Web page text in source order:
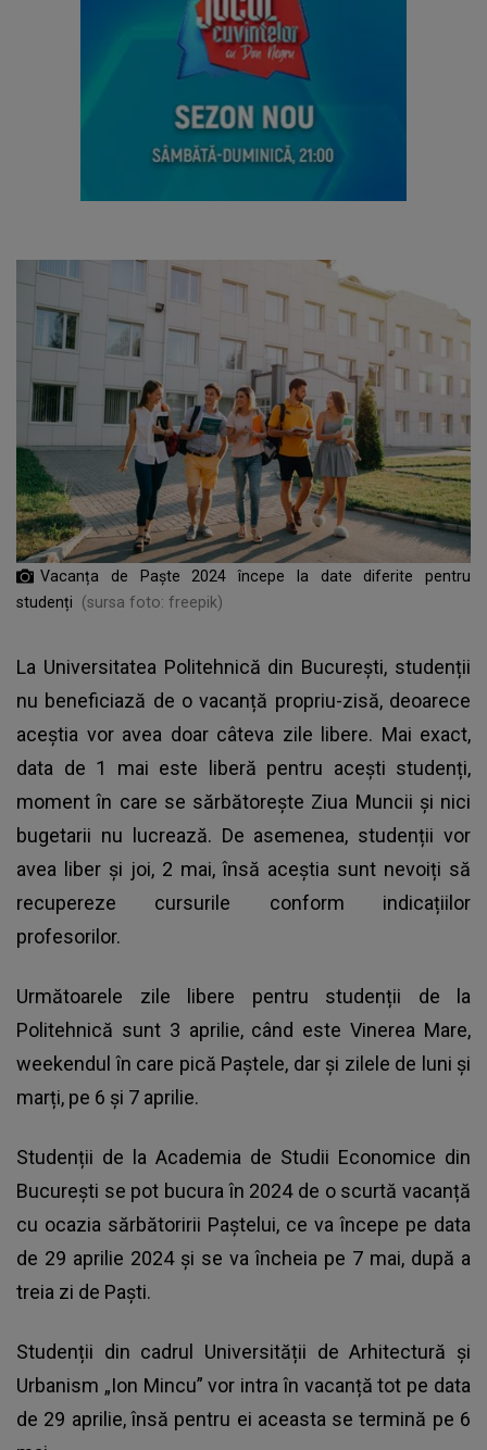
Vacanța de Paște 2024 începe la date diferite pentru
studenți
(sursa foto: freepik)
La Universitatea Politehnică din București, studenții
nu beneficiază de o vacanță propriu-zisă, deoarece
aceștia vor avea doar câteva zile libere. Mai exact,
data de 1 mai este liberă pentru acești studenți,
moment în care se sărbătorește Ziua Muncii și nici
bugetarii nu lucrează. De asemenea, studenții vor
avea liber și joi, 2 mai, însă aceștia sunt nevoiți să
recupereze cursurile conform indicațiilor
profesorilor.
Următoarele zile libere pentru studenții de la
Politehnică sunt 3 aprilie, când este Vinerea Mare,
weekendul în care pică Paștele, dar și zilele de luni și
marți, pe 6 și 7 aprilie.
Studenții de la Academia de Studii Economice din
București se pot bucura în 2024 de o scurtă vacanță
cu ocazia sărbătoririi Paștelui, ce va începe pe data
de 29 aprilie 2024 și se va încheia pe 7 mai, după a
treia zi de Paști.
Studenții din cadrul Universității de Arhitectură și
Urbanism „Ion Mincu” vor intra în vacanță tot pe data
de 29 aprilie, însă pentru ei aceasta se termină pe 6